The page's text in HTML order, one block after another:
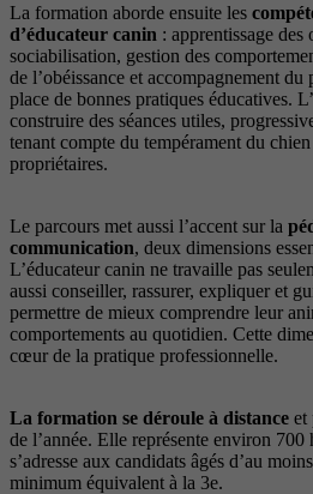
La formation aborde ensuite les
d’éducateur canin : apprentissage des
sociabilisation, gestion des
de l’obéissance et accompagnement
place de bonnes pratiques éducatives.
construire des séances utiles,
tenant compte du tempérament du
propriétaires.
Le parcours met aussi l’accent sur la
communication, deux dimensions
L’éducateur canin ne travaille pas
aussi conseiller, rassurer, expliquer et
permettre de mieux comprendre leur
comportements au quotidien. Cette
cœur de la pratique professionnelle.
La formation se déroule à distance et
de l’année. Elle représente environ 700
s’adresse aux candidats âgés d’au
minimum équivalent à la 3e.